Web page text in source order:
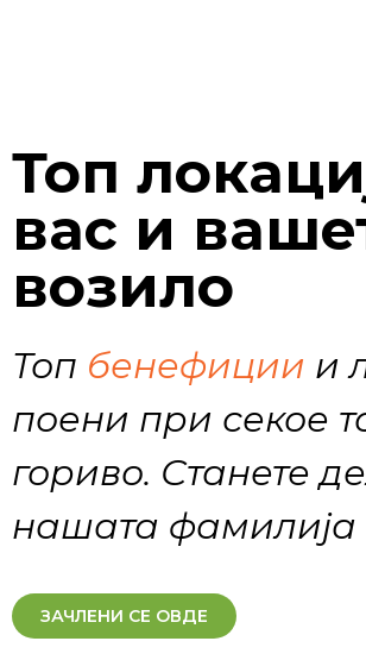
Топ
вас и
возило
Топ бенефиции и
поени при секое
гориво. Станете
нашата фамилија
ЗАЧЛЕНИ СЕ ОВДЕ